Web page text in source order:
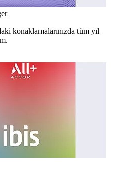
konaklamalarınızda tüm yıl